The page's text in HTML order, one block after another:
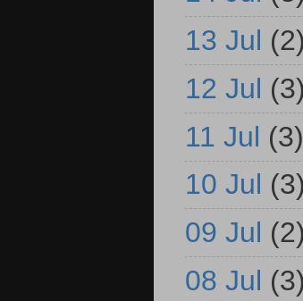
13 Jul (2)
12 Jul (3)
11 Jul (3)
10 Jul (3)
09 Jul (2)
08 Jul (3)